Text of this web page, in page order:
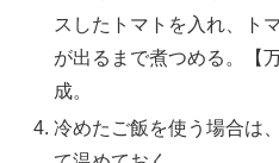
スしたトマトを入れ、ト
が出るまで煮つめる。【
成。
冷めたご飯を使う場合は